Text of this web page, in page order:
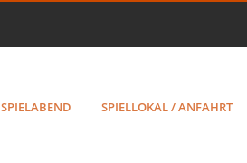
SPIELABEND SPIELLOKAL / ANFAHRT